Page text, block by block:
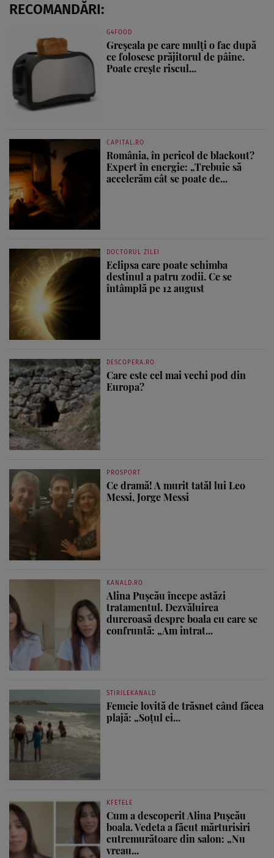
RECOMANDĂRI:
G4FOOD
Greșeala pe care mulți o fac după
ce folosesc prăjitorul de pâine.
Poate crește riscul...
CAPITAL.RO
România, în pericol de blackout?
Expert în energie: „Trebuie să
accelerăm cât se poate de...
DOCTORUL ZILEI
Eclipsa care poate schimba
destinul a patru zodii. Ce se
întâmplă pe 12 august
DESCOPERA.RO
Care este cel mai vechi pod din
Europa?
PROSPORT
Ce dramă! A murit tatăl lui Leo
Messi, Jorge Messi
KANALD.RO
Alina Pușcău începe astăzi
tratamentul. Dezvăluirea
dureroasă despre boala cu care se
confruntă: „Am intrat...
STIRILEKANALD
Femeie lovită de trăsnet când făcea
plajă: „Soțul ei...
KFETELE
Cum a descoperit Alina Pușcău
boala. Vedeta a făcut mărturisiri
cutremurătoare din salon: „Nu
vreau...